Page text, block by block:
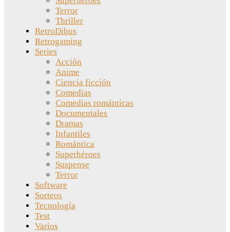
Terror
Thriller
RetroDibus
Retrogaming
Series
Acción
Anime
Ciencia ficción
Comedias
Comedias románticas
Documentales
Dramas
Infantiles
Romántica
Superhéroes
Suspense
Terror
Software
Sorteos
Tecnología
Test
Varios